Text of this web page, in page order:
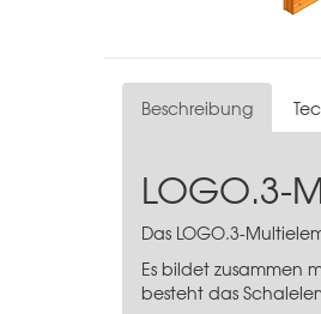
Beschreibung
LOGO.3-
Das LOGO.3-
Es bildet zusammen
besteht das